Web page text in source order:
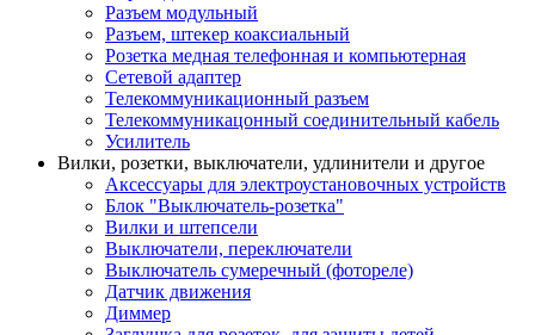
Разъем модульный
Разъем, штекер коаксиальный
Розетка медная телефонная и компьютерная
Сетевой адаптер
Телекоммуникационный разъем
Телекоммуникацонный соединительный кабель
Усилитель
Вилки, розетки, выключатели, удлинители и другое
Аксессуары для электроустановочных устройств
Блок "Выключатель-розетка"
Вилки и штепсели
Выключатели, переключатели
Выключатель сумеречный (фотореле)
Датчик движения
Диммер